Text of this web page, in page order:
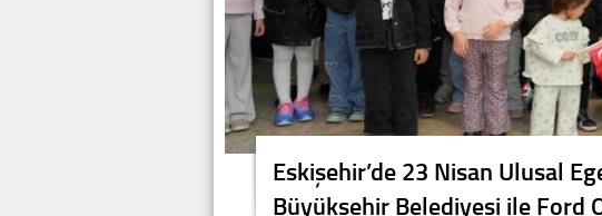
Eskişehir’de 23 Nisan Ulusal
Büyükşehir Belediyesi ile Ford